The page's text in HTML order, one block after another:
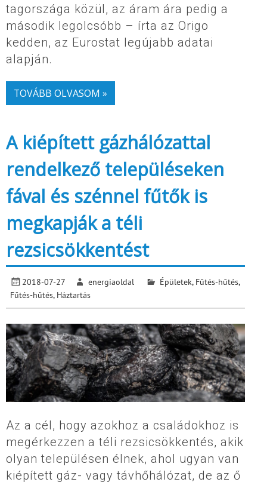
tagországa közül, az áram ára pedig a
második legolcsóbb – írta az Origo
kedden, az Eurostat legújabb adatai
alapján.
TOVÁBB OLVASOM »
A kiépített gázhálózattal
rendelkező településeken
fával és szénnel fűtők is
megkapják a téli
rezsicsökkentést
2018-07-27 energiaoldal Épületek, Fűtés-hűtés,
Fűtés-hűtés, Háztartás
Az a cél, hogy azokhoz a családokhoz is
megérkezzen a téli rezsicsökkentés, akik
olyan településen élnek, ahol ugyan van
kiépített gáz- vagy távhőhálózat, de az ő